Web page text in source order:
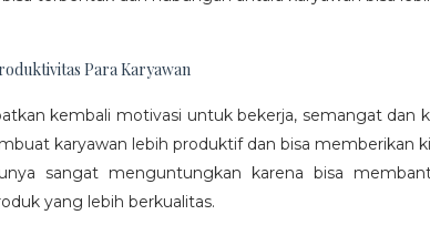
Para Karyawan
kembali motivasi untuk bekerja, semangat dan
karyawan lebih produktif dan bisa memberikan
sangat menguntungkan karena bisa
yang lebih berkualitas.